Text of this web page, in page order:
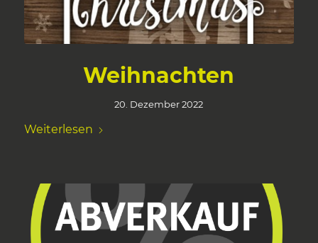
Weihnachten
20. Dezember 2022
Weiterlesen